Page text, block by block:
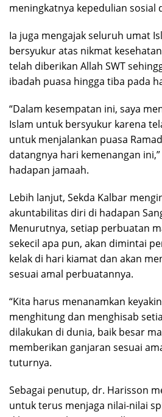
meningkatnya kepedulian sosial
Ia juga mengajak seluruh umat
bersyukur atas nikmat
telah diberikan Allah SWT
ibadah puasa hingga tiba pada
“Dalam kesempatan ini, saya
Islam untuk bersyukur karena
untuk menjalankan puasa
datangnya hari kemenangan
hadapan jamaah.
Lebih lanjut, Sekda Kalbar
akuntabilitas diri di hadapan
Menurutnya, setiap perbuatan
sekecil apa pun, akan dimintai
kelak di hari kiamat dan akan
sesuai amal perbuatannya.
“Kita harus menanamkan
menghitung dan menghisab
dilakukan di dunia, baik besar
memberikan ganjaran sesuai
tuturnya.
Sebagai penutup, dr. Harisson
untuk terus menjaga nilai-nilai